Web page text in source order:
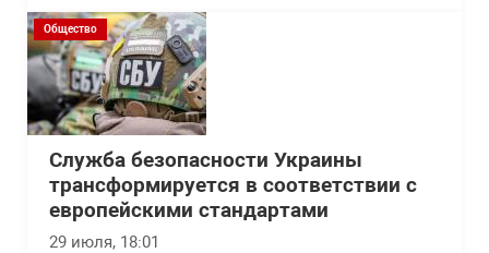
Общество
Служба безопасности Украины
трансформируется в соответствии с
европейскими стандартами
29 июля, 18:01